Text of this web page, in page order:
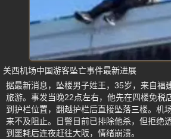
关西机场中国游客坠亡事件最新进展
据最新消息，坠楼男子姓王，35岁，来自福
旅游。事发当晚22点左右，他先在四楼免税
到护栏位置，翻越护栏后直接坠落三楼。机
来不及阻止。日警目前已排除他杀，但拒绝
到噩耗后连夜赶往大阪，情绪崩溃。